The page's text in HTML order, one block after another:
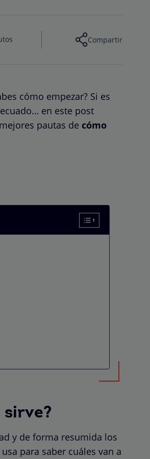
Compartir
cómo empezar? Si es
en este post
pautas de cómo
sirve?
y de forma resumida los
usa para saber cuáles van a